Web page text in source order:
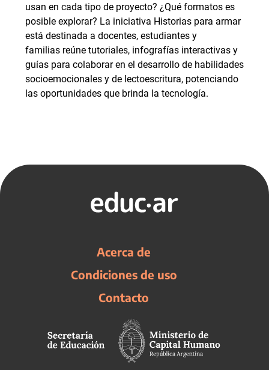
usan en cada tipo de proyecto? ¿Qué formatos es
posible explorar? La iniciativa Historias para armar
está destinada a docentes, estudiantes y
familias reúne tutoriales, infografías interactivas y
guías para colaborar en el desarrollo de habilidades
socioemocionales y de lectoescritura, potenciando
las oportunidades que brinda la tecnología.
Acerca de
Condiciones de uso
Contacto